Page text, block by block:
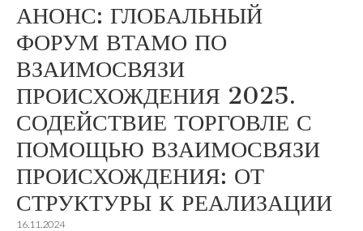
АНОНС: ГЛОБАЛЬНЫЙ
ФОРУМ ВТАМО ПО
ВЗАИМОСВЯЗИ
ПРОИСХОЖДЕНИЯ 2025.
СОДЕЙСТВИЕ ТОРГОВЛЕ С
ПОМОЩЬЮ ВЗАИМОСВЯЗИ
ПРОИСХОЖДЕНИЯ: ОТ
СТРУКТУРЫ К РЕАЛИЗАЦИИ
16.11.2024